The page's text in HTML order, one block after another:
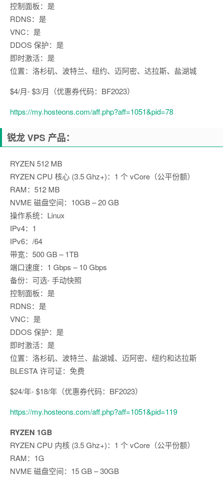
控制面板：是
RDNS：是
VNC：是
DDOS 保护：是
即时激活：是
位置：洛杉矶、波特兰、纽约、迈阿密、达拉斯、盐湖城
$4/月- $3/月（优惠券代码：BF2023）
https://my.hosteons.com/aff.php?aff=1051&pid=78
锐龙 VPS 产品：
RYZEN 512 MB
RYZEN CPU 核心 (3.5 Ghz+)：1 个 vCore（公平份额）
RAM：512 MB
NVME 磁盘空间：10GB – 20 GB
操作系统：Linux
IPv4：1
IPv6：/64
带宽：500 GB – 1TB
端口速度：1 Gbps – 10 Gbps
备份：可选- 手动快照
控制面板：是
RDNS：是
VNC：是
DDOS 保护：是
即时激活：是
位置：洛杉矶、波特兰、盐湖城、迈阿密、纽约和达拉斯
BLESTA 许可证：免费
$24/年- $18/年（优惠券代码：BF2023）
https://my.hosteons.com/aff.php?aff=1051&pid=119
RYZEN 1GB
RYZEN CPU 内核 (3.5 Ghz+)：1 个 vCore（公平份额）
RAM：1G
NVME 磁盘空间：15 GB – 30GB